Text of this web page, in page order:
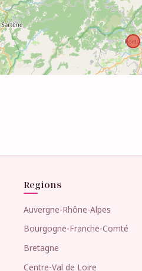
Regions
Auvergne-Rhône-Alpes
Bourgogne-Franche-Comté
Bretagne
Centre-Val de Loire